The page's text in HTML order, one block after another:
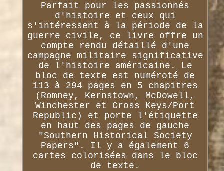
Parfait pour les passionnés
d'histoire et ceux qui
s'intéressent à la période de la
guerre civile, ce livre offre un
compte rendu détaillé d'une
campagne militaire significative
de l'histoire américaine. Le
bloc de texte est numéroté de
113 à 294 pages en 5 chapitres
(Romney, Kernstown, McDowell,
Winchester et Cross Keys/Port
Republic) et porte l'étiquette
en haut des pages de gauche
"Southern Historical Society
Papers". Il y a également 6
cartes colorisées dans le bloc
de texte.